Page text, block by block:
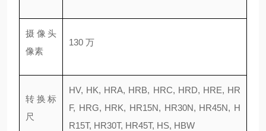
摄像头
像素
130 万
转换标
尺
HV, HK, HRA, HRB, HRC, HRD, HRE, HR
F, HRG, HRK, HR15N, HR30N, HR45N, H
R15T, HR30T, HR45T, HS, HBW